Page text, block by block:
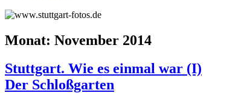
Monat: November 2014
Stuttgart. Wie es einmal war (I)
Der Schloßgarten